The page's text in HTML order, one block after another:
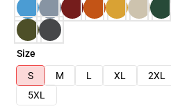
Size
S
M L XL 2XL
5XL